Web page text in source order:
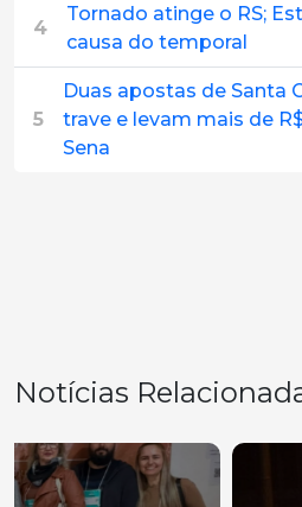
4
Tornado atinge o RS;
causa do temporal
5
Duas apostas de Santa
trave e levam mais de
Sena
Notícias